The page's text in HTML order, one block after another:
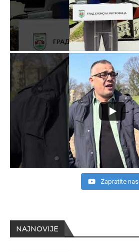
NAJNOVIJE
Zapratite nas